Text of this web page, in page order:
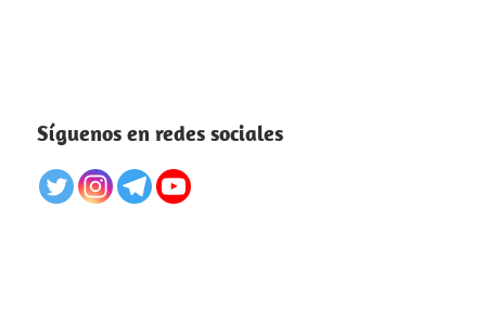
Síguenos en redes sociales